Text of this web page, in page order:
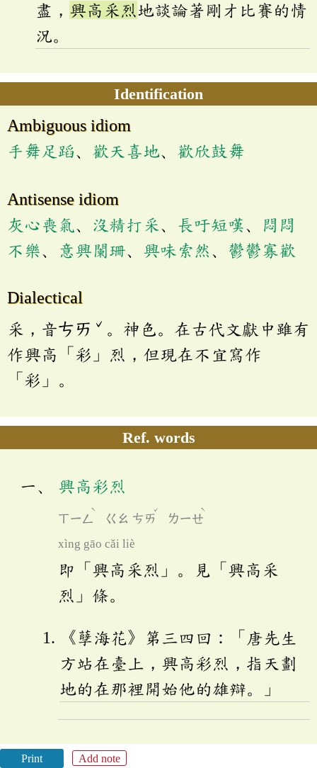
盡， 興高采烈地談論著剛才比賽的情
況。
Identification
Ambiguous idiom
手舞足蹈、 歡天喜地、 歡欣鼓舞
Antisense idiom
灰心喪氣、 沒精打采、 長吁短嘆、
悶悶
不樂、 意興闌珊、 興味索然、 鬱鬱寡歡
Dialectical
采，音ㄘㄞ ˇ 。神色。在古代文獻中雖有
作興高「彩」烈，但現在不宜寫作
「彩」。
Ref. words
興高彩烈
ㄒㄧㄥ
ˋ
ㄍㄠ ㄘㄞ
ˇ
ㄌㄧㄝ
ˋ
xìng gāo cǎi liè
即「興高采烈」。見「興高采
烈」條。
《孽海花》第三四回：「唐先生
方站在臺上，興高彩烈，指天劃
地的在那裡開始他的雄辯。」
Print Add note